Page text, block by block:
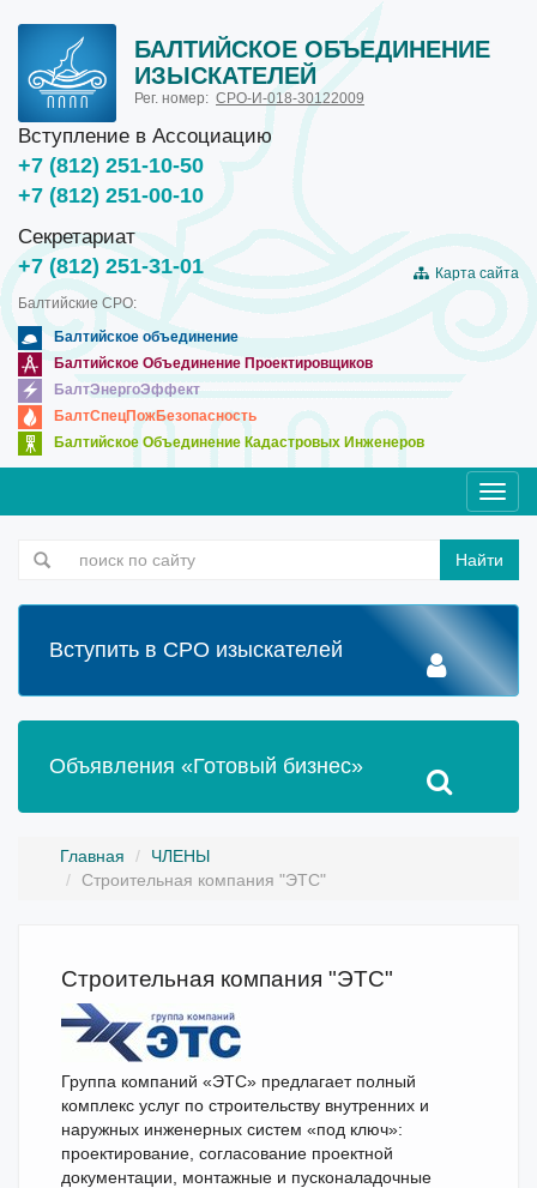
БАЛТИЙСКОЕ ОБЪЕДИНЕНИЕ
ИЗЫСКАТЕЛЕЙ
Рег. номер: СРО-И-018-30122009
Вступление в Ассоциацию
+7 (812) 251-10-50
+7 (812) 251-00-10
Секретариат
+7 (812) 251-31-01
Карта сайта
Балтийские СРО:
Балтийское объединение
Балтийское Объединение Проектировщиков
БалтЭнергоЭффект
БалтСпецПожБезопасность
Балтийское Объединение Кадастровых Инженеров
Найти
Вступить в СРО изыскателей
Объявления «Готовый бизнес»
Главная
ЧЛЕНЫ
Строительная компания "ЭТС"
Строительная компания "ЭТС"
Группа компаний «ЭТС» предлагает полный
комплекс услуг по строительству внутренних и
наружных инженерных систем «под ключ»:
проектирование, согласование проектной
документации, монтажные и пусконаладочные